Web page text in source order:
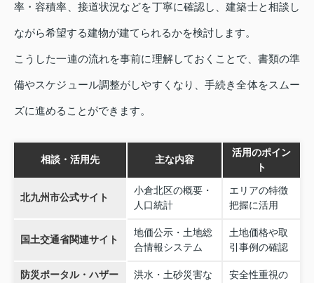
率・容積率、接道状況などを丁寧に確認し、建築士と相談し
ながら希望する建物が建てられるかを検討します。
こうした一連の流れを事前に理解しておくことで、書類の準
備やスケジュール調整がしやすくなり、手続き全体をスムー
ズに進めることができます。
相談・活用先 主な内容
活用のポイン
ト
北九州市公式サイト
小倉北区の概要・
人口統計
エリアの特徴
把握に活用
国土交通省関連サイト
地価公示・土地総
合情報システム
土地価格や取
引事例の確認
防災ポータル・ハザー
洪水・土砂災害な
安全性重視の